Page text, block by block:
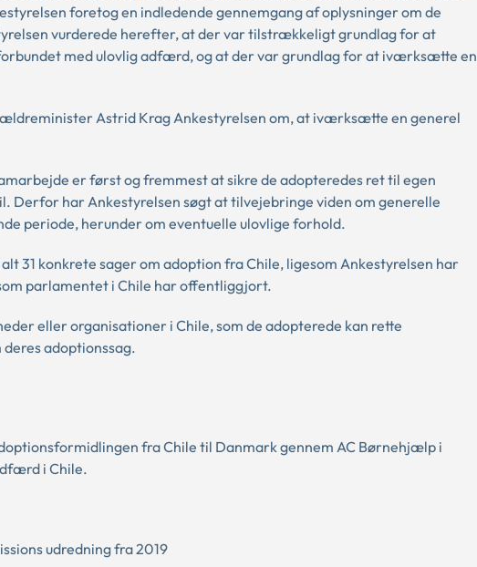
foretog en indledende gennemgang af oplysninger om de
vurderede herefter, at der var tilstrækkeligt grundlag for at
med ulovlig adfærd, og at der var grundlag for at iværksætte en
Astrid Krag Ankestyrelsen om, at iværksætte en generel
er først og fremmest at sikre de adopteredes ret til egen
Derfor har Ankestyrelsen søgt at tilvejebringe viden om generelle
periode, herunder om eventuelle ulovlige forhold.
31 konkrete sager om adoption fra Chile, ligesom Ankestyrelsen har
parlamentet i Chile har offentliggjort.
eller organisationer i Chile, som de adopterede kan rette
adoptionssag.
fra Chile til Danmark gennem AC Børnehjælp i
i Chile.
udredning fra 2019